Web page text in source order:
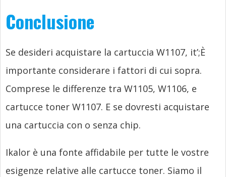
Conclusione
Se desideri acquistare la cartuccia W1107, it’;È
importante considerare i fattori di cui sopra.
Comprese le differenze tra W1105, W1106, e
cartucce toner W1107. E se dovresti acquistare
una cartuccia con o senza chip.
Ikalor è una fonte affidabile per tutte le vostre
esigenze relative alle cartucce toner. Siamo il